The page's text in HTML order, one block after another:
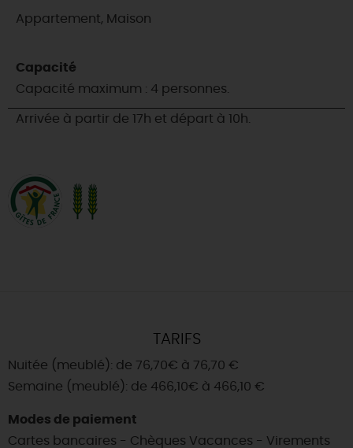
Appartement, Maison
Capacité
Capacité maximum : 4 personnes.
Arrivée à partir de 17h et départ à 10h.
TARIFS
Nuitée (meublé): de 76,70€ à 76,70 €
Semaine (meublé): de 466,10€ à 466,10 €
Modes de paiement
Cartes bancaires - Chèques Vacances - Virements